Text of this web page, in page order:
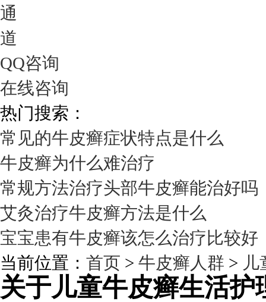
通
道
QQ咨询
在线咨询
热门搜索：
常见的牛皮癣症状特点是什么
牛皮癣为什么难治疗
常规方法治疗头部牛皮癣能治好吗
艾灸治疗牛皮癣方法是什么
宝宝患有牛皮癣该怎么治疗比较好
当前位置： 首页 > 牛皮癣人群 > 儿
关于儿童牛皮癣生活护